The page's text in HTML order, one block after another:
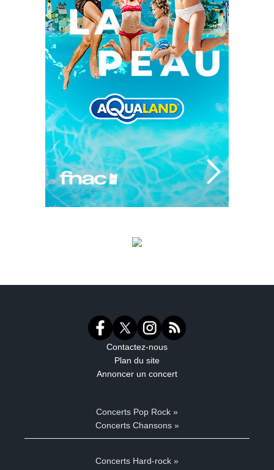
Contactez-nous
Plan du site
Annoncer un concert
Concerts Pop Rock »
Concerts Chansons »
Concerts Hard-rock »